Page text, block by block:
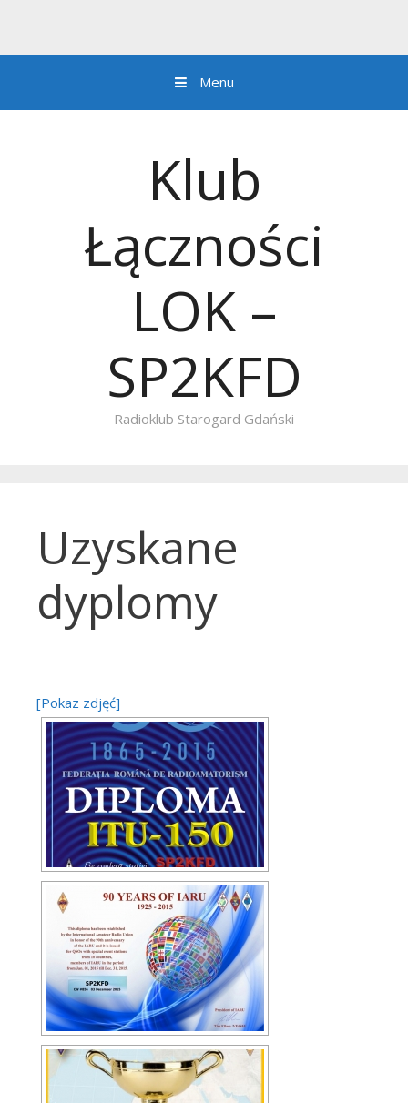
Menu
Klub
Łączności
LOK –
SP2KFD
Radioklub Starogard Gdański
Uzyskane
dyplomy
[Pokaz zdjęć]